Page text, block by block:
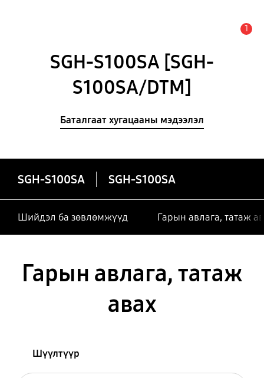
1
SGH-S100SA [SGH-
S100SA/DTM]
Баталгаат хугацааны мэдээлэл
SGH-S100SA SGH-S100SA
Шийдэл ба зөвлөмжүүд Гарын авлага, татаж
Гарын авлага, татаж
авах
Шүүлтүүр